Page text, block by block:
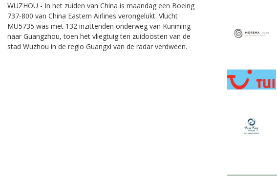
WUZHOU - In het zuiden van China is maandag een Boeing
737-800 van China Eastern Airlines verongelukt. Vlucht
MU5735 was met 132 inzittenden onderweg van Kunming
naar Guangzhou, toen het vliegtuig ten zuidoosten van de
stad Wuzhou in de regio Guangxi van de radar verdween.